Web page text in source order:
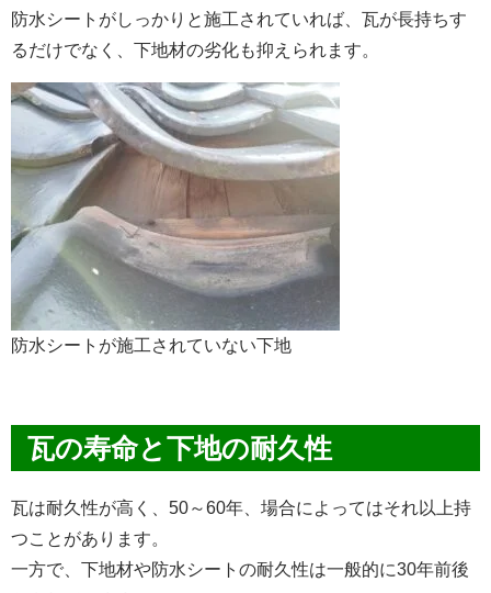
防水シートがしっかりと施工されていれば、瓦が長持ちす
るだけでなく、下地材の劣化も抑えられます。
防水シートが施工されていない下地
瓦の寿命と下地の耐久性
瓦は耐久性が高く、50～60年、場合によってはそれ以上持
つことがあります。
一方で、下地材や防水シートの耐久性は一般的に30年前後